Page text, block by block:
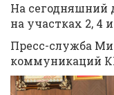
На сегодняшний
на участках 2, 4
Пресс-служба
коммуникаций